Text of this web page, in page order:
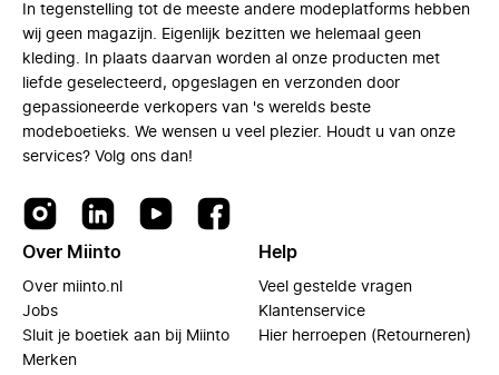
In tegenstelling tot de meeste andere modeplatforms hebben
wij geen magazijn. Eigenlijk bezitten we helemaal geen
kleding. In plaats daarvan worden al onze producten met
liefde geselecteerd, opgeslagen en verzonden door
gepassioneerde verkopers van 's werelds beste
modeboetieks. We wensen u veel plezier. Houdt u van onze
services? Volg ons dan!
Over Miinto
Over miinto.nl
Jobs
Sluit je boetiek aan bij Miinto
Merken
Help
Veel gestelde vragen
Klantenservice
Hier herroepen (Retourneren)